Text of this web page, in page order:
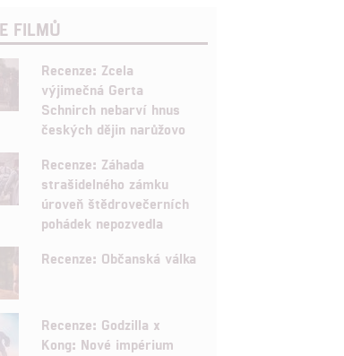
FILMŮ
Recenze: Zcela
výjimečná Gerta
Schnirch nebarví hnus
českých dějin narůžovo
Recenze: Záhada
strašidelného zámku
úroveň štědrovečerních
pohádek nepozvedla
Recenze: Občanská válka
Recenze: Godzilla x
Kong: Nové impérium